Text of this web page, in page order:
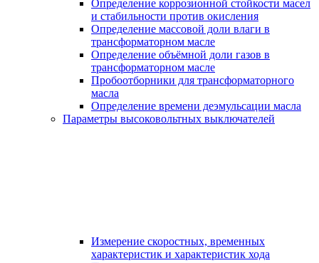
Определение коррозионной стойкости масел
и стабильности против окисления
Определение массовой доли влаги в
трансформаторном масле
Определение объёмной доли газов в
трансформаторном масле
Пробоотборники для трансформаторного
масла
Определение времени деэмульсации масла
Параметры высоковольтных выключателей
Измерение скоростных, временных
характеристик и характеристик хода